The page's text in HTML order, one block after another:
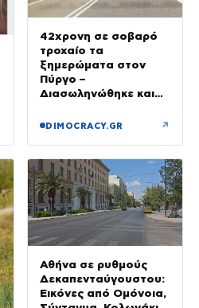
42χρονη σε σοβαρό
τροχαίο τα
ξημερώματα στον
Πύργο –
Διασωληνώθηκε και
DIMOCRACY.GR ↗
Αθήνα σε ρυθμούς
Δεκαπενταύγουστου:
Εικόνες από Ομόνοια,